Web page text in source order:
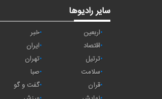
سایر رادیوها
اربعین خبر
اقتصاد
ايران
ترتیل
تهران
سلامت
صبا
قرآن
گفت و گو